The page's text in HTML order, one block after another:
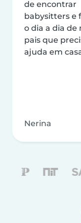
de encontrar
babysitters e
o dia a dia de
pais que
ajuda em
Nerina